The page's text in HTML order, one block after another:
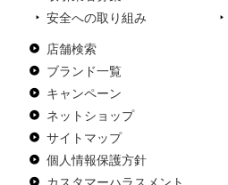
安全への取り組み
店舗検索
ブランド一覧
キャンペーン
ネットショップ
サイトマップ
個人情報保護方針
カスタマーハラスメント